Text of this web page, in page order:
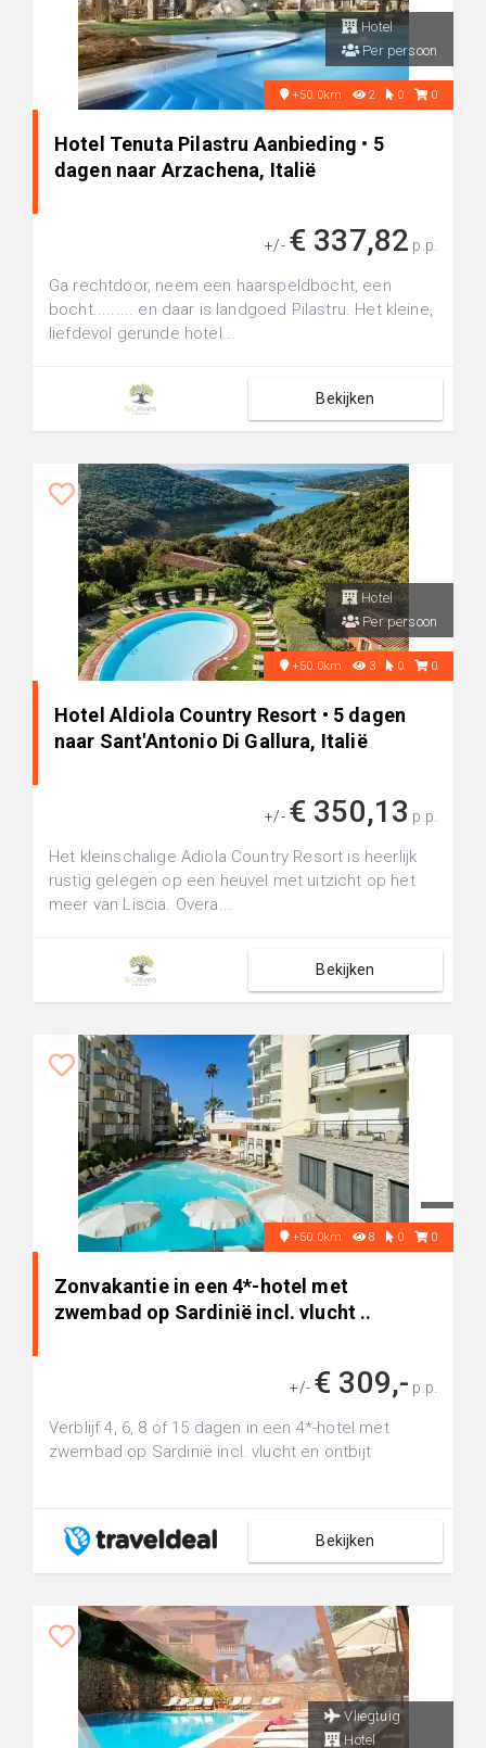
Hotel
Per persoon
+50.0km 2 0 0
Hotel Tenuta Pilastru Aanbieding • 5
dagen naar Arzachena, Italië
+/- € 337,82 p.p.
Ga rechtdoor, neem een haarspeldbocht, een
bocht......... en daar is landgoed Pilastru. Het kleine,
liefdevol gerunde hotel...
Bekijken
Hotel
Per persoon
+50.0km 3 0 0
Hotel Aldiola Country Resort • 5 dagen
naar Sant'Antonio Di Gallura, Italië
+/- € 350,13 p.p.
Het kleinschalige Adiola Country Resort is heerlijk
rustig gelegen op een heuvel met uitzicht op het
meer van Liscia. Overa...
Bekijken
+50.0km 8 0 0
Zonvakantie in een 4*-hotel met
zwembad op Sardinië incl. vlucht ..
+/- € 309,- p.p.
Verblijf 4, 6, 8 of 15 dagen in een 4*-hotel met
zwembad op Sardinië incl. vlucht en ontbijt
Bekijken
Vliegtuig
Hotel